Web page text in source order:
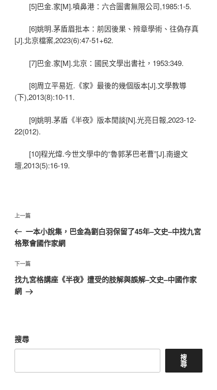
[5]巴金.家[M].噴鼻港：六合圖書無限公司,1985:1-5.
[6]姚明.茅盾眉批本：前因後果、辨章學術、往偽存真
[J].北京檔案,2023(6):47-51+62.
[7]巴金.家[M].北京：國民文學出書社，1953:349.
[8]周立平易近.《家》最後的幾個版本[J].文學教導
(下),2013(8):10-11.
[9]姚明.茅盾《半夜》版本閒談[N].光亮日報,2023-12-
22(012).
[10]程光煒.今世文學中的“魯郭茅巴老曹”[J].南邊文
壇,2013(5):16-19.
文
導
覽
上
一
篇
章
上一篇
一本小說集，巴金為劉白羽保留了45年–文史–中找九宮
格聚會國作家網
下
一
篇
下一篇
找九宮格講座《半夜》遭受的肢解與誤解–文史–中國作家
網
搜尋
搜
尋